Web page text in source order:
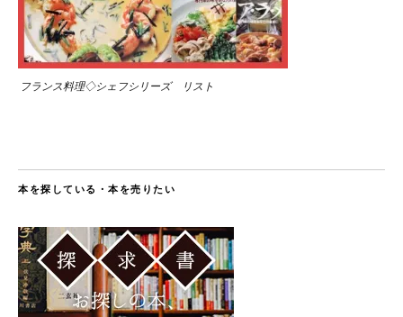
フランス料理◇シェフシリーズ リスト
本を探している・本を売りたい